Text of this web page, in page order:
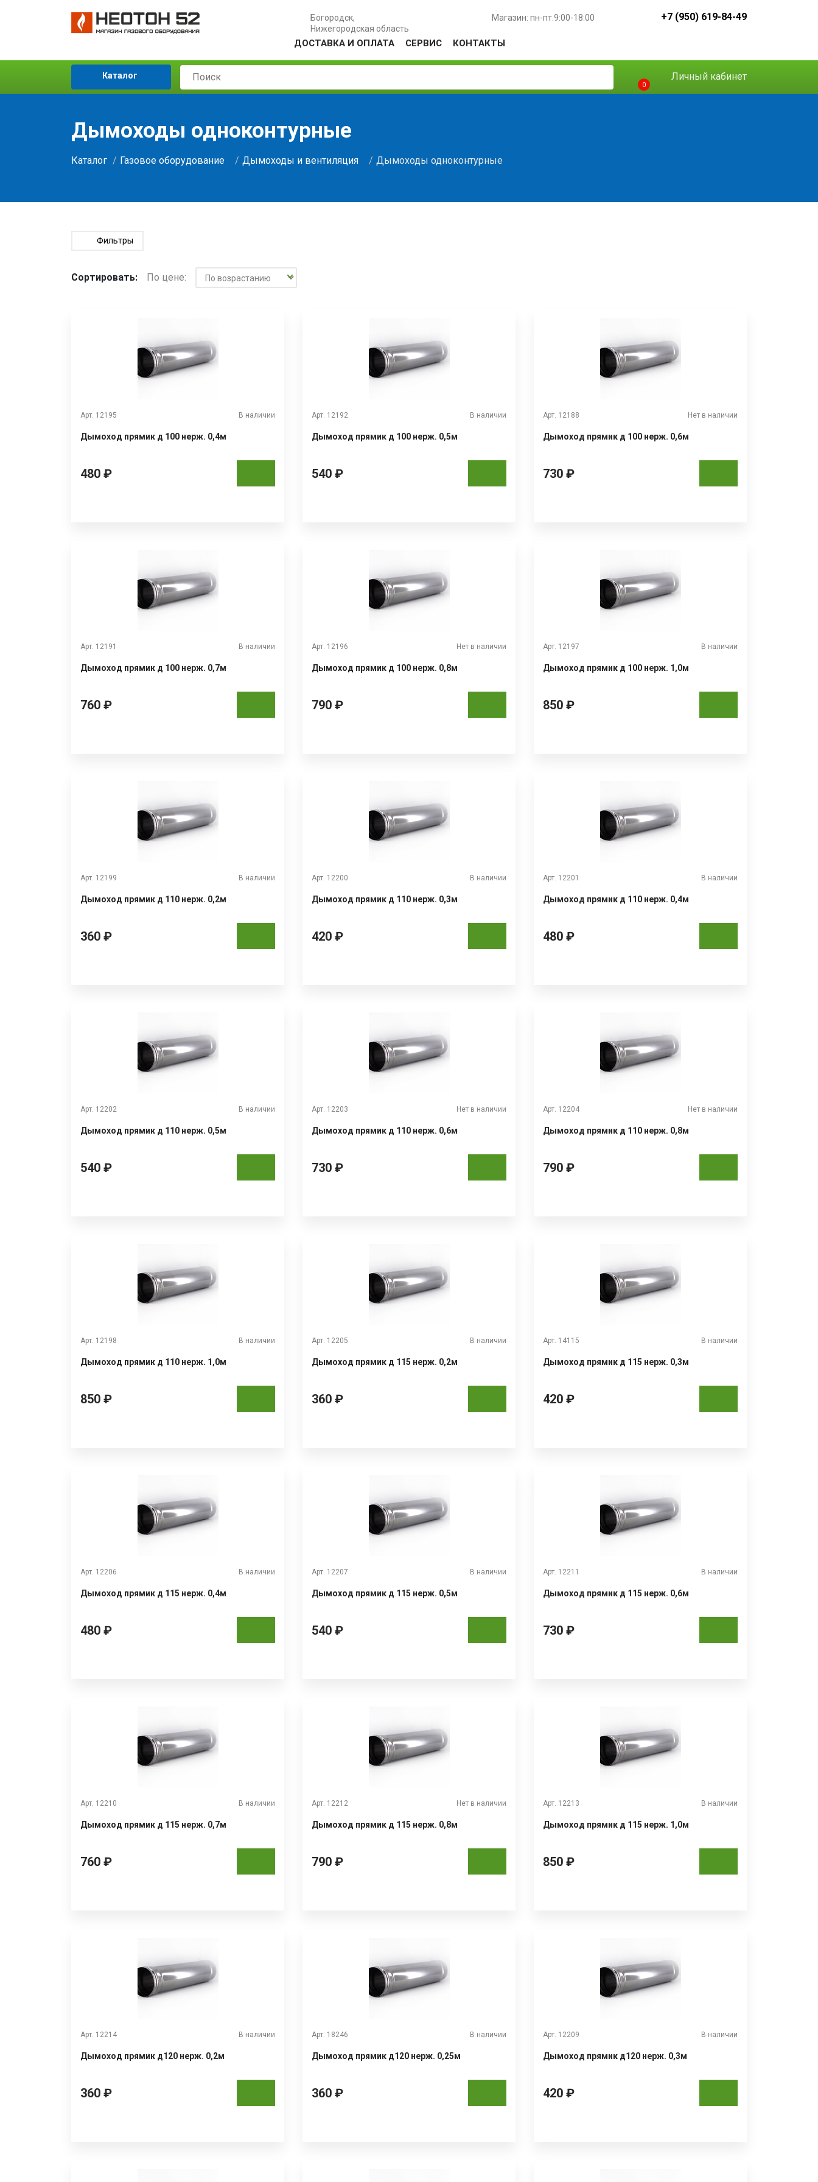
Богородск,
Нижегородская область
Магазин: пн-пт.9:00-18:00 +7 (950) 619-84-49
ДОСТАВКА И ОПЛАТА СЕРВИС КОНТАКТЫ
Каталог
0
Личный кабинет
Дымоходы одноконтурные
Каталог Газовое оборудование Дымоходы и вентиляция Дымоходы одноконтурные
Фильтры
Сортировать: По цене:
Арт. 12195 В наличии
Дымоход прямик д 100 нерж. 0,4м
480 ₽
Арт. 12192 В наличии
Дымоход прямик д 100 нерж. 0,5м
540 ₽
Арт. 12188 Нет в наличии
Дымоход прямик д 100 нерж. 0,6м
730 ₽
Арт. 12191 В наличии
Дымоход прямик д 100 нерж. 0,7м
760 ₽
Арт. 12196 Нет в наличии
Дымоход прямик д 100 нерж. 0,8м
790 ₽
Арт. 12197 В наличии
Дымоход прямик д 100 нерж. 1,0м
850 ₽
Арт. 12199 В наличии
Дымоход прямик д 110 нерж. 0,2м
360 ₽
Арт. 12200 В наличии
Дымоход прямик д 110 нерж. 0,3м
420 ₽
Арт. 12201 В наличии
Дымоход прямик д 110 нерж. 0,4м
480 ₽
Арт. 12202 В наличии
Дымоход прямик д 110 нерж. 0,5м
540 ₽
Арт. 12203 Нет в наличии
Дымоход прямик д 110 нерж. 0,6м
730 ₽
Арт. 12204 Нет в наличии
Дымоход прямик д 110 нерж. 0,8м
790 ₽
Арт. 12198 В наличии
Дымоход прямик д 110 нерж. 1,0м
850 ₽
Арт. 12205 В наличии
Дымоход прямик д 115 нерж. 0,2м
360 ₽
Арт. 14115 В наличии
Дымоход прямик д 115 нерж. 0,3м
420 ₽
Арт. 12206 В наличии
Дымоход прямик д 115 нерж. 0,4м
480 ₽
Арт. 12207 В наличии
Дымоход прямик д 115 нерж. 0,5м
540 ₽
Арт. 12211 В наличии
Дымоход прямик д 115 нерж. 0,6м
730 ₽
Арт. 12210 В наличии
Дымоход прямик д 115 нерж. 0,7м
760 ₽
Арт. 12212 Нет в наличии
Дымоход прямик д 115 нерж. 0,8м
790 ₽
Арт. 12213 В наличии
Дымоход прямик д 115 нерж. 1,0м
850 ₽
Арт. 12214 В наличии
Дымоход прямик д120 нерж. 0,2м
360 ₽
Арт. 18246 В наличии
Дымоход прямик д120 нерж. 0,25м
360 ₽
Арт. 12209 В наличии
Дымоход прямик д120 нерж. 0,3м
420 ₽